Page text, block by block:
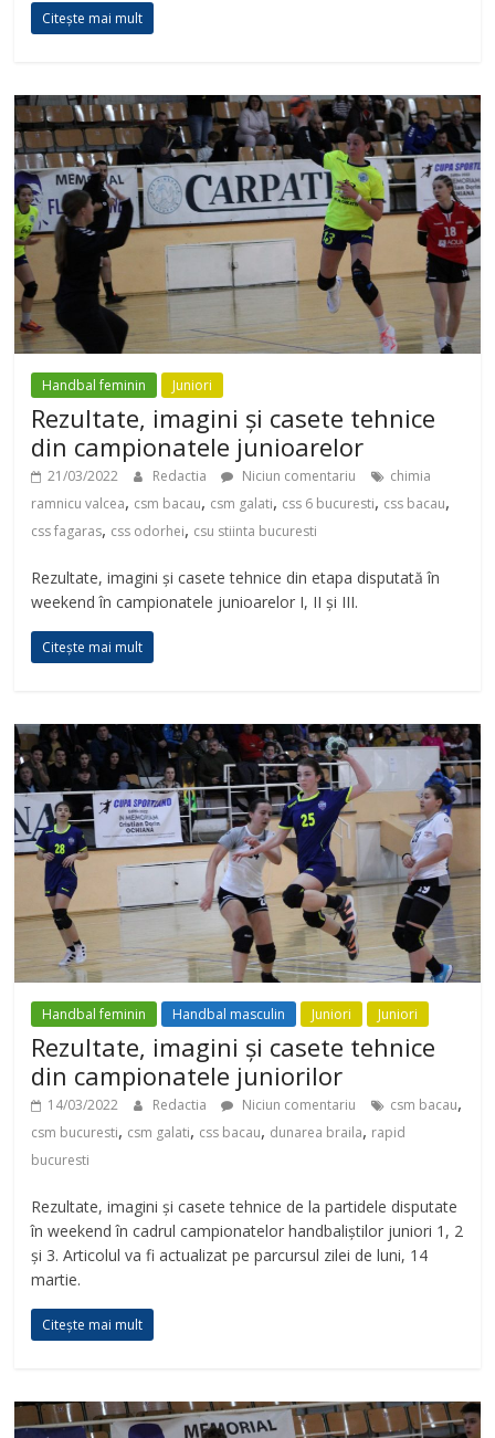
Citește mai mult
Handbal feminin Juniori
Rezultate, imagini și casete tehnice
din campionatele junioarelor
21/03/2022 Redactia Niciun comentariu
chimia
ramnicu valcea, csm bacau, csm galati, css 6 bucuresti, css bacau,
css fagaras, css odorhei, csu stiinta bucuresti
Rezultate, imagini și casete tehnice din etapa disputată în
weekend în campionatele junioarelor I, II și III.
Citește mai mult
Handbal feminin Handbal masculin Juniori Juniori
Rezultate, imagini și casete tehnice
din campionatele juniorilor
14/03/2022 Redactia Niciun comentariu csm bacau,
csm bucuresti, csm galati, css bacau, dunarea braila, rapid
bucuresti
Rezultate, imagini și casete tehnice de la partidele disputate
în weekend în cadrul campionatelor handbaliștilor juniori 1, 2
și 3. Articolul va fi actualizat pe parcursul zilei de luni, 14
martie.
Citește mai mult